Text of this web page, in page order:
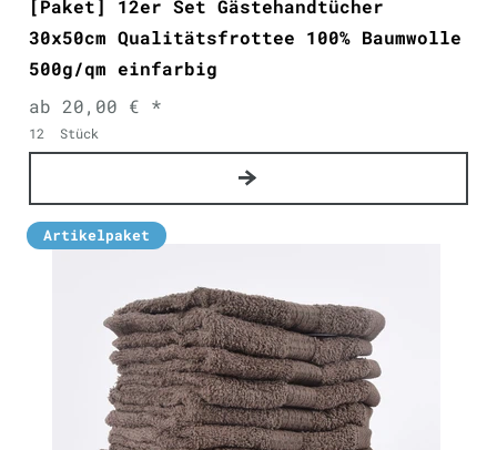
[Paket] 12er Set Gästehandtücher
30x50cm Qualitätsfrottee 100% Baumwolle
500g/qm einfarbig
ab 20,00 € *
12 Stück
Artikelpaket